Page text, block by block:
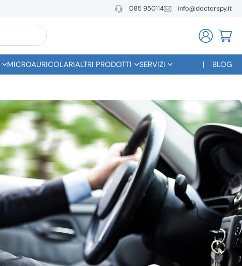
085 950114 info@doctorspy.it
MICROAURICOLARIALTRI PRODOTTI SERVIZI BLOG